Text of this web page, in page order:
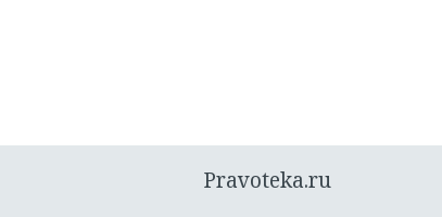
Pravoteka.ru